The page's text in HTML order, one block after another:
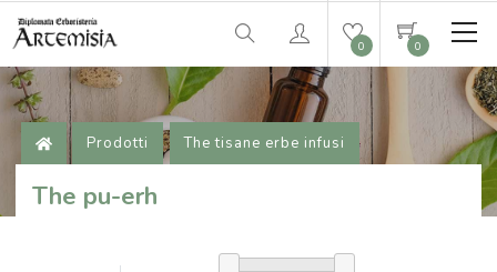
0 0
Prodotti The tisane erbe infusi
The pu-erh